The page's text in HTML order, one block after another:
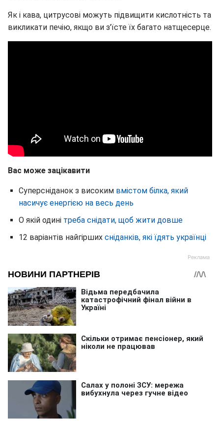
Як і кава, цитрусові можуть підвищити кислотність та
викликати печію, якщо ви з'їсте їх багато натщесерце.
Вас може зацікавити
Суперсніданок з високим вмістом білка, який
насичує енергією на весь день
О якій одині треба снідати, щоб жити довше
12 варіантів найгірших сніданків, які їдять українці